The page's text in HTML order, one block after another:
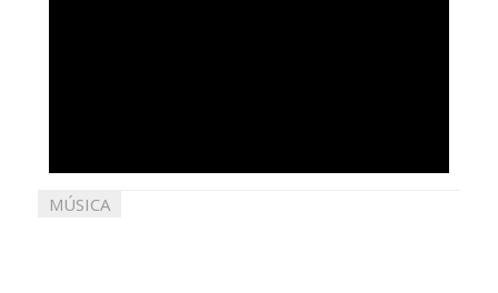
MÚSICA